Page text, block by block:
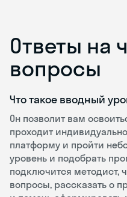
Ответы на
вопросы
Что такое вводный
Он позволит вам
проходит
платформу и пройти
уровень и подобрать
подключится методист,
вопросы, рассказать о